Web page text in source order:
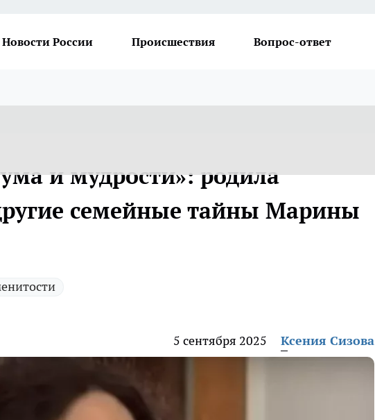
Новости России Происшествия Вопрос-ответ
и мудрости»: родила
семейные тайны Марины
5 сентября 2025 Ксения Сизова